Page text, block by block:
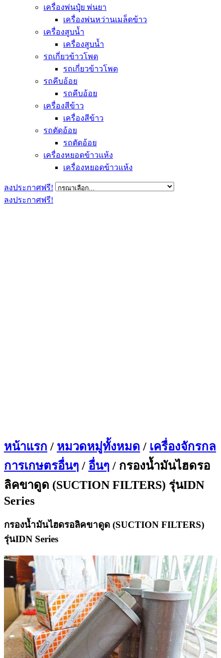
เครื่องพ่นปุุ๋ย พ่นยา
เครื่องพ่นหว่านเมล็ดข้าว
เครื่องสูบน้ำ
เครื่องสูบน้ำ
รถเกี่ยวข้าวโพด
รถเกี่ยวข้าวโพด
รถคีบอ้อย
รถคีบอ้อย
เครื่องสีข้าว
เครื่องสีข้าว
รถตัดอ้อย
รถตัดอ้อย
เครื่องหยอดข้าวแห้ง
เครื่องหยอดข้าวแห้ง
ลงประกาศฟรี!
ลงประกาศฟรี!
หน้าแรก / หมวดหมู่ทั้งหมด / เครื่องจักรกล
การเกษตรอื่นๆ / อื่นๆ / กรองน้ำมันไฮดรอ
ลิคขาดูด (SUCTION FILTERS) รุ่นIDN
Series
กรองน้ำมันไฮดรอลิคขาดูด (SUCTION FILTERS)
รุ่นIDN Series